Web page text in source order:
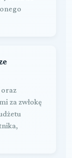
oraz
za zwłokę